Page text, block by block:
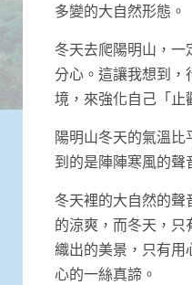
多變的大自然形態。
冬天去爬陽明山，
分心。這讓我想到，
境，來強化自己「止
陽明山冬天的氣溫
到的是陣陣寒風的聲
冬天裡的大自然的
的涼爽，而冬天，
織出的美景，只有用
心的一絲真諦。